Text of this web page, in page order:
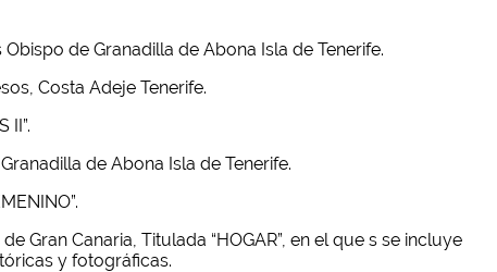
de Granadilla de Abona Isla de Tenerife.
Costa Adeje Tenerife.
II”.
de Abona Isla de Tenerife.
Gran Canaria, Titulada “HOGAR”, en el que s se incluye
y fotográficas.